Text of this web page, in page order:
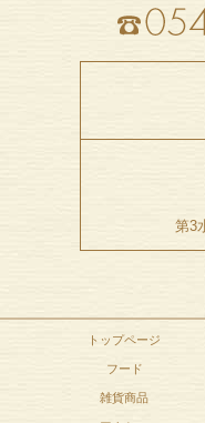
第3
トップページ
フード
雑貨商品